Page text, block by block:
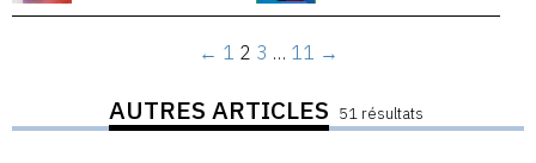
← 1 2 3 … 11 →
AUTRES ARTICLES 51 résultats